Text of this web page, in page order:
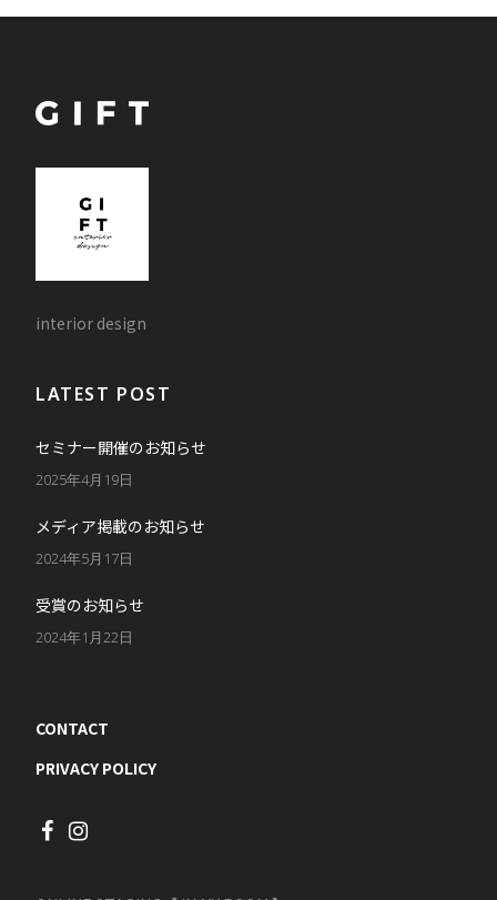
interior design
LATEST POST
セミナー開催のお知らせ
2025年4月19日
メディア掲載のお知らせ
2024年5月17日
受賞のお知らせ
2024年1月22日
CONTACT
PRIVACY POLICY